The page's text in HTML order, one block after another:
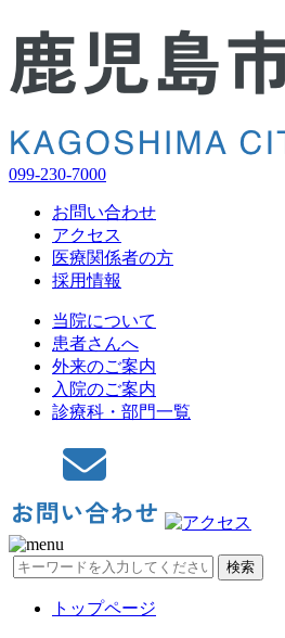
099-230-7000
お問い合わせ
アクセス
医療関係者の方
採用情報
当院について
患者さんへ
外来のご案内
入院のご案内
診療科・部門一覧
検索
トップページ